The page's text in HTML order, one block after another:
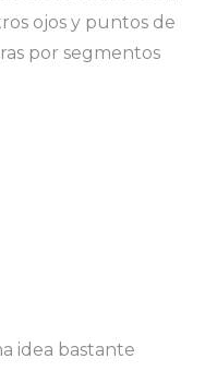
ojos y puntos de
por segmentos
idea bastante